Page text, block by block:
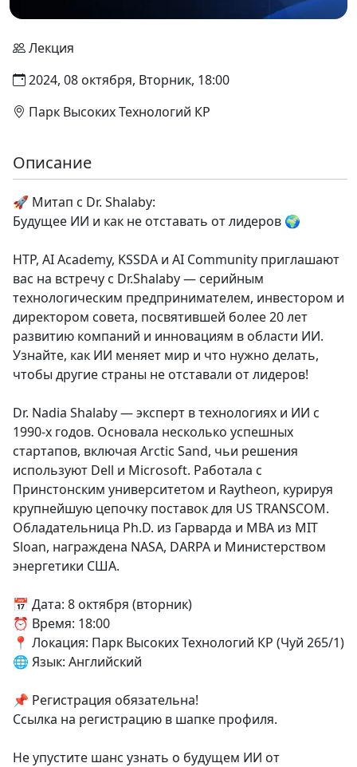
Лекция
2024, 08 октября, Вторник, 18:00
Парк Высоких Технологий КР
Описание
🚀 Митап с Dr. Shalaby:
Будущее ИИ и как не отставать от лидеров 🌍
HTP, AI Academy, KSSDA и AI Community приглашают
вас на встречу с Dr.Shalaby — серийным
технологическим предпринимателем, инвестором и
директором совета, посвятившей более 20 лет
развитию компаний и инновациям в области ИИ.
Узнайте, как ИИ меняет мир и что нужно делать,
чтобы другие страны не отставали от лидеров!
Dr. Nadia Shalaby — эксперт в технологиях и ИИ с
1990-х годов. Основала несколько успешных
стартапов, включая Arctic Sand, чьи решения
используют Dell и Microsoft. Работала с
Принстонским университетом и Raytheon, курируя
крупнейшую цепочку поставок для US TRANSCOM.
Обладательница Ph.D. из Гарварда и MBA из MIT
Sloan, награждена NASA, DARPA и Министерством
энергетики США.
📅 Дата: 8 октября (вторник)
⏰ Время: 18:00
📍 Локация: Парк Высоких Технологий КР (Чуй 265/1)
🌐 Язык: Английский
📌 Регистрация обязательна!
Ссылка на регистрацию в шапке профиля.
Не упустите шанс узнать о будущем ИИ от